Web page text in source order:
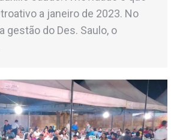
a janeiro de 2023. No
gestão do Des. Saulo, o